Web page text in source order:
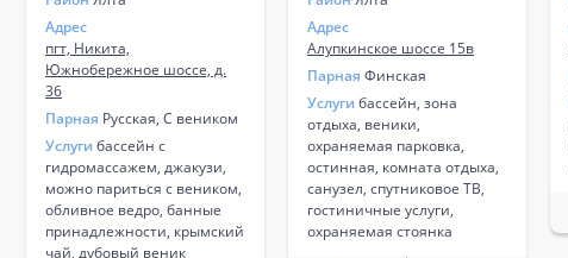
Адрес
пгт, Никита,
Южнобережное шоссе, д.
36
Парная Русская, С веником
Услуги бассейн с
гидромассажем, джакузи,
можно париться с веником,
обливное ведро, банные
принадлежности, крымский
чай, дубовый веник
Адрес
Алупкинское шоссе 15в
Парная Финская
Услуги бассейн, зона
отдыха, веники,
охраняемая парковка,
остинная, комната отдыха,
санузел, спутниковое ТВ,
гостиничные услуги,
охраняемая стоянка